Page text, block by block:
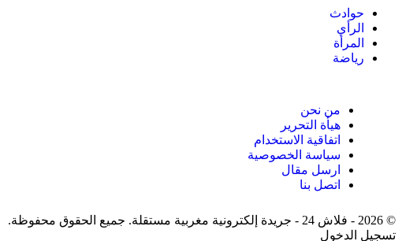
حوادث
الرأي
المرأة
رياضة
من نحن
هيأة التحرير
اتفاقية الاستخدام
سياسة الخصوصية
ارسل مقال
اتصل بنا
© 2026 - فلاش 24 - جريدة إلكترونية مغربية مستقلة. جميع الحقوق محفوظة.
تسجيل الدخول